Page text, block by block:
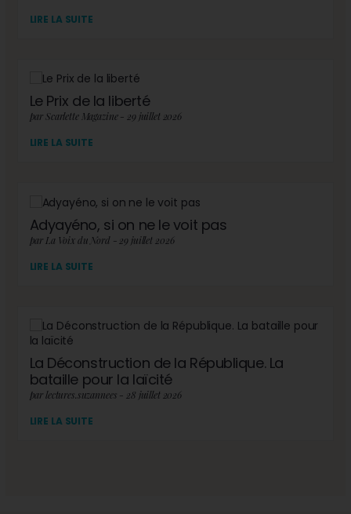
LIRE LA SUITE
Le Prix de la liberté
par Scarlette Magazine - 29 juillet 2026
LIRE LA SUITE
Adyayéno, si on ne le voit pas
par La Voix du Nord - 29 juillet 2026
LIRE LA SUITE
La Déconstruction de la République. La
bataille pour la laïcité
par lectures.suzannees - 28 juillet 2026
LIRE LA SUITE